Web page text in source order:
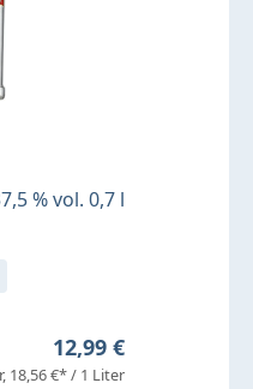
% vol. 0,7 l
Regulärer Preis:
12,99 €
18,56 €* / 1 Liter